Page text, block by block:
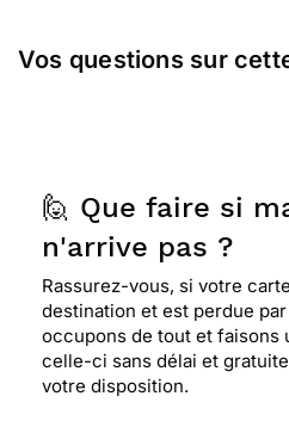
Vos questions sur
🙋 Que faire si
n'arrive pas ?
Rassurez-vous, si votre
destination et est perdue
occupons de tout et faisons
celle-ci sans délai et
votre disposition.